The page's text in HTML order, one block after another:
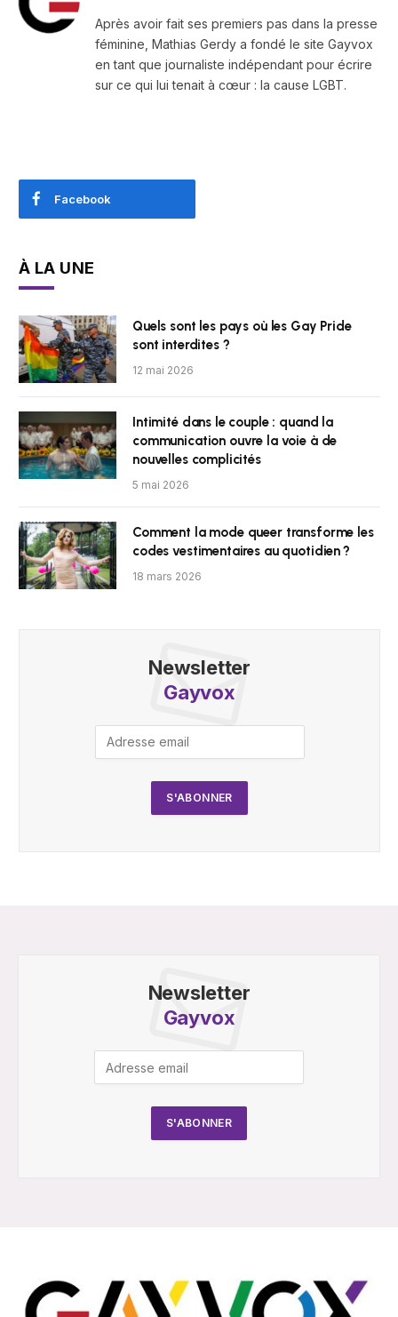
Après avoir fait ses premiers pas dans la presse
féminine, Mathias Gerdy a fondé le site Gayvox
en tant que journaliste indépendant pour écrire
sur ce qui lui tenait à cœur : la cause LGBT.
Facebook
À LA UNE
Quels sont les pays où les Gay Pride
sont interdites ?
12 mai 2026
Intimité dans le couple : quand la
communication ouvre la voie à de
nouvelles complicités
5 mai 2026
Comment la mode queer transforme les
codes vestimentaires au quotidien ?
18 mars 2026
Newsletter
Gayvox
Newsletter
Gayvox